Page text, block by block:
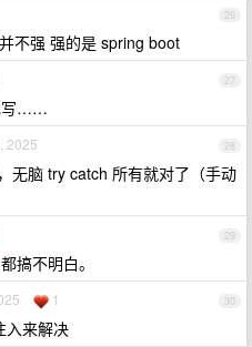
26
不强 强的是 spring boot
27
写……
28
2025
无脑 try catch 所有就对了（手动
29
搞不明白。
30
1
入来解决